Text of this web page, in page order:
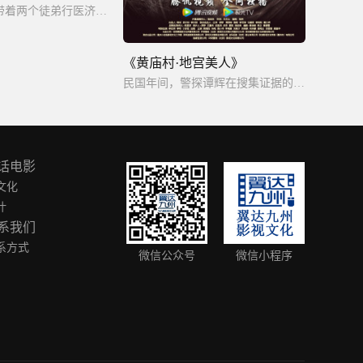
民国初年九叔带着两个徒弟行医济世，却不曾想到：隐藏于吉祥镇的猫僵利用人性私欲助其开启黄河鬼棺，一场血案阴谋拉开序幕，九叔师徒为保乡民平安，展开了一场探索这场灵异事件背后。
《黄庙村·地宫美人》
电影
化
我们
方式
微信公众号 微信小程序